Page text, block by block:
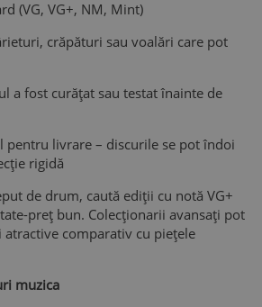
(VG, VG+, NM, Mint)
crăpături sau voalări care pot
a fost curățat sau testat înainte de
pentru livrare – discurile se pot îndoi
rigidă
de drum, caută ediții cu notă VG+
preț bun. Colecționarii avansați pot
comparativ cu piețele
muzica